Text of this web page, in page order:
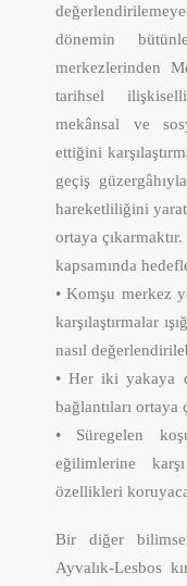
dönemin
merkezlerinden
tarihsel
mekânsal ve
ettiğini
geçiş
hareketliliğini
ortaya
kapsamında
• Komşu merkez
karşılaştırmalar
nasıl
• Her iki yakaya
bağlantıları ortaya
• Süregelen
eğilimlerine
özellikleri
Bir diğer bilimsel
Ayvalık-Lesbos